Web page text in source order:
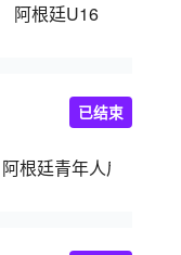
阿根廷U16
阿根廷青年人后备队
已结束